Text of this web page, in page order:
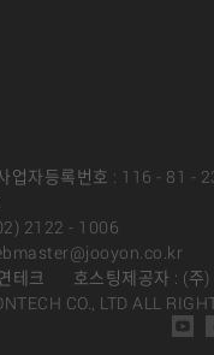
업자등록번호 : 116 - 81 -
2122 - 1006
테크
호스팅제공자 : (주
CO., LTD ALL